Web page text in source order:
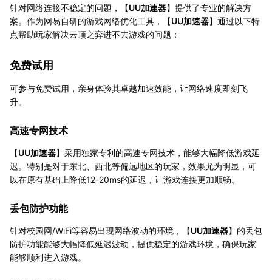
针对网络连接不稳定的问题，【UU加速器】提供了专业的解决方
案。作为网易自研的游戏网络优化工具，【UU加速器】通过以下特
点帮助玩家解决云顶之弈进不去游戏的问题：
免费试用
可参与免费试用，亲身体验其卓越加速效能，让网络速度即刻飞
升。
高速专网技术
【UU加速器】采用独家专利的高速专网技术，能够大幅降低游戏延
迟。特别是对于东北、西北等偏远地区的玩家，效果尤为明显，可
以在原有基础上降低12-20ms的延迟，让游戏连接更加顺畅。
丢包防护功能
针对校园网/WiFi等容易出现网络波动的环境，【UU加速器】的丢包
防护功能能够大幅降低延迟波动，提供稳定的游戏环境，确保玩家
能够顺利进入游戏。